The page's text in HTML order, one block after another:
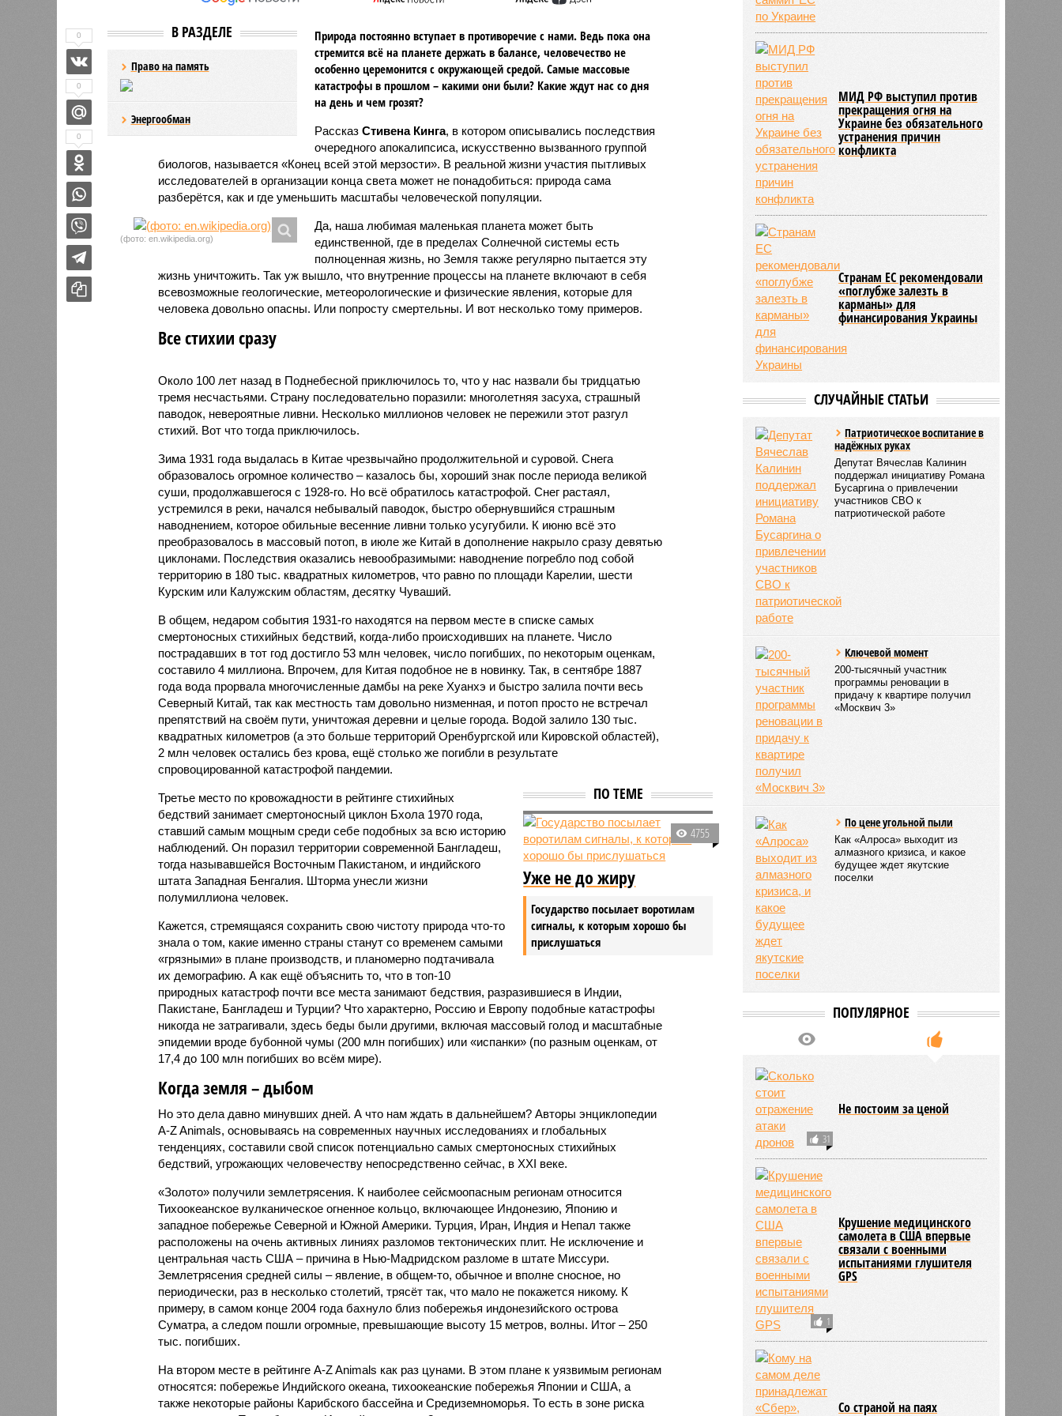
В РАЗДЕЛЕ
Право на память
Энергообман
Природа постоянно вступает в противоречие с нами. Ведь пока она
стремится всё на планете держать в балансе, человечество не
особенно церемонится с окружающей средой. Самые массовые
катастрофы в прошлом – какими они были? Какие ждут нас со дня
на день и чем грозят?
Рассказ Стивена Кинга, в котором описывались последствия
очередного апокалипсиса, искусственно вызванного группой
биологов, называется «Конец всей этой мерзости». В реальной жизни участия пытливых
исследователей в организации конца света может не понадобиться: природа сама
разберётся, как и где уменьшить масштабы человеческой популяции.
(фото: en.wikipedia.org)
Да, наша любимая маленькая планета может быть
единственной, где в пределах Солнечной системы есть
полноценная жизнь, но Земля также регулярно пытается эту
жизнь уничтожить. Так уж вышло, что внутренние процессы на планете включают в себя
всевозможные геологические, метеорологические и физические явления, которые для
человека довольно опасны. Или попросту смертельны. И вот несколько тому примеров.
Все стихии сразу
Около 100 лет назад в Поднебесной приключилось то, что у нас назвали бы тридцатью
тремя несчастьями. Страну последовательно поразили: многолетняя засуха, страшный
паводок, невероятные ливни. Несколько миллионов человек не пережили этот разгул
стихий. Вот что тогда приключилось.
Зима 1931 года выдалась в Китае чрезвычайно продолжительной и суровой. Снега
образовалось огромное количество – казалось бы, хороший знак после периода великой
суши, продолжавшегося с 1928-го. Но всё обратилось катастрофой. Снег растаял,
устремился в реки, начался небывалый паводок, быстро обернувшийся страшным
наводнением, которое обильные весенние ливни только усугубили. К июню всё это
преобразовалось в массовый потоп, в июле же Китай в дополнение накрыло сразу девятью
циклонами. Последствия оказались невообразимыми: наводнение погребло под собой
территорию в 180 тыс. квадратных километров, что равно по площади Карелии, шести
Курским или Калужским областям, десятку Чуваший.
В общем, недаром события 1931-го находятся на первом месте в списке самых
смертоносных стихийных бедствий, когда-либо происходивших на планете. Число
пострадавших в тот год достигло 53 млн человек, число погибших, по некоторым оценкам,
составило 4 миллиона. Впрочем, для Китая подобное не в новинку. Так, в сентябре 1887
года вода прорвала многочисленные дамбы на реке Хуанхэ и быстро залила почти весь
Северный Китай, так как местность там довольно низменная, и потоп просто не встречал
препятствий на своём пути, уничтожая деревни и целые города. Водой залило 130 тыс.
квадратных километров (а это больше территорий Оренбургской или Кировской областей),
2 млн человек остались без крова, ещё столько же погибли в результате
спровоцированной катастрофой пандемии.
ПО ТЕМЕ
4755
Уже не до жиру
Государство посылает воротилам
сигналы, к которым хорошо бы
прислушаться
Третье место по кровожадности в рейтинге стихийных
бедствий занимает смертоносный циклон Бхола 1970 года,
ставший самым мощным среди себе подобных за всю историю
наблюдений. Он поразил территории современной Бангладеш,
тогда называвшейся Восточным Пакистаном, и индийского
штата Западная Бенгалия. Шторма унесли жизни
полумиллиона человек.
Кажется, стремящаяся сохранить свою чистоту природа что-то
знала о том, какие именно страны станут со временем самыми
«грязными» в плане производств, и планомерно подтачивала
их демографию. А как ещё объяснить то, что в топ-10
природных катастроф почти все места занимают бедствия, разразившиеся в Индии,
Пакистане, Бангладеш и Турции? Что характерно, Россию и Европу подобные катастрофы
никогда не затрагивали, здесь беды были другими, включая массовый голод и масштабные
эпидемии вроде бубонной чумы (200 млн погибших) или «испанки» (по разным оценкам, от
17,4 до 100 млн погибших во всём мире).
Когда земля – дыбом
Но это дела давно минувших дней. А что нам ждать в дальнейшем? Авторы энциклопедии
A-Z Animals, основываясь на современных научных исследованиях и глобальных
тенденциях, составили свой список потенциально самых смертоносных стихийных
бедствий, угрожающих человечеству непосредственно сейчас, в XXI веке.
«Золото» получили землетрясения. К наиболее сейсмоопасным регионам относится
Тихоокеанское вулканическое огненное кольцо, включающее Индонезию, Японию и
западное побережье Северной и Южной Америки. Турция, Иран, Индия и Непал также
расположены на очень активных линиях разломов тектонических плит. Не исключение и
центральная часть США – причина в Нью-Мадридском разломе в штате Миссури.
Землетрясения средней силы – явление, в общем-то, обычное и вполне сносное, но
периодически, раз в несколько столетий, трясёт так, что мало не покажется никому. К
примеру, в самом конце 2004 года бахнуло близ побережья индонезийского острова
Суматра, а следом пошли огромные, превышающие высоту 15 метров, волны. Итог – 250
тыс. погибших.
На втором месте в рейтинге A-Z Animals как раз цунами. В этом плане к уязвимым регионам
относятся: побережье Индийского океана, тихо­океанские побережья Японии и США, а
также некоторые районы Карибского бассейна и Средиземноморья. То есть в зоне риска
0
0
0
МИД РФ выступил против
прекращения огня на
Украине без обязательного
устранения причин
конфликта
Странам ЕС рекомендовали
«поглубже залезть в
карманы» для
финансирования Украины
СЛУЧАЙНЫЕ СТАТЬИ
Патриотическое воспитание в
надёжных руках
Депутат Вячеслав Калинин
поддержал инициативу Романа
Бусаргина о привлечении
участников СВО к
патриотической работе
Ключевой момент
200-тысячный участник
программы реновации в
придачу к квартире получил
«Москвич 3»
По цене угольной пыли
Как «Алроса» выходит из
алмазного кризиса, и какое
будущее ждет якутские
поселки
ПОПУЛЯРНОЕ
31
Не постоим за ценой
1
Крушение медицинского
самолета в США впервые
связали с военными
испытаниями глушителя
GPS
Со страной на паях